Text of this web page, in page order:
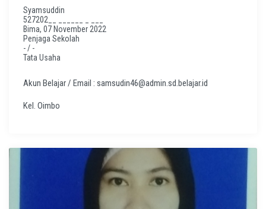
Syamsuddin
527202__ ______ _ ___
Bima, 07 November 2022
Penjaga Sekolah
- / -
Tata Usaha
Akun Belajar / Email : samsudin46@admin.sd.belajar.id
Kel. Oimbo